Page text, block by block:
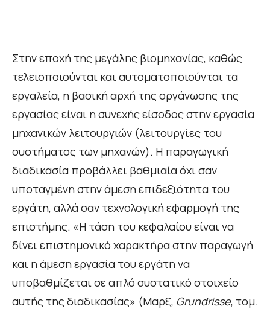
Στην εποχή της μεγάλης βιομηχανίας, καθώς
τελειοποιούνται και αυτοματοποιούνται τα
εργαλεία, η βασική αρχή της οργάνωσης της
εργασίας είναι η συνεχής είσοδος στην εργασία
μηχανικών λειτουργιών (λειτουργίες του
συστήματος των μηχανών). Η παραγωγική
διαδικασία προβάλλει βαθμιαία όχι σαν
υποταγμένη στην άμεση επιδεξιότητα του
εργάτη, αλλά σαν τεχνολογική εφαρμογή της
επιστήμης. «Η τάση του κεφαλαίου είναι να
δίνει επιστημονικό χαρακτήρα στην παραγωγή
και η άμεση εργασία του εργάτη να
υποβαθμίζεται σε απλό συστατικό στοιχείο
αυτής της διαδικασίας» (Μαρξ, Grundrisse, τομ.